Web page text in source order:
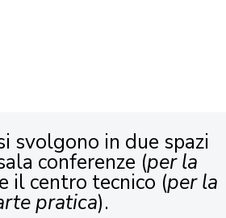
svolgono in due spazi
conferenze (per la
il centro tecnico (per la
pratica).